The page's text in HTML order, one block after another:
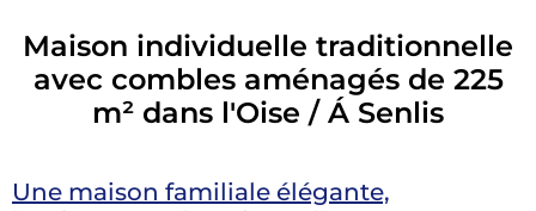
Maison individuelle traditionnelle
avec combles aménagés de 225
m² dans l'Oise / Á Senlis
Une maison familiale élégante,